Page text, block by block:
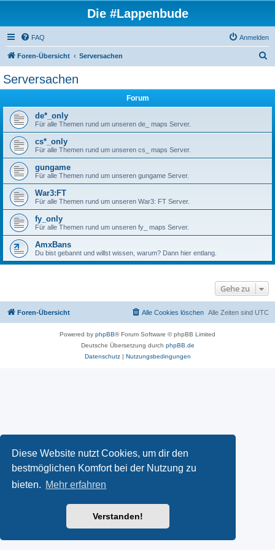
Diese Website nutzt Cookies, um dir den
bestmöglichen Komfort bei der Nutzung zu
bieten. Mehr erfahren
Verstanden!
Die #Lappenbude
FAQ Anmelden
Foren-Übersicht Serversachen
Serversachen
Forum
de*_only
Für alle Themen rund um unseren de_ maps Server.
cs*_only
Für alle Themen rund um unseren cs_ maps Server.
gungame
Für alle Themen rund um unseren gungame Server.
War3:FT
Für alle Themen rund um unseren War3: FT Server.
fy_only
Für alle Themen rund um unseren fy_ maps Server.
AmxBans
Du bist gebannt und willst wissen, warum? Dann hier entlang.
Gehe zu
Foren-Übersicht Alle Zeiten sind UTC
Alle Cookies löschen
Powered by phpBB® Forum Software © phpBB Limited
Deutsche Übersetzung durch phpBB.de
Datenschutz| Nutzungsbedingungen